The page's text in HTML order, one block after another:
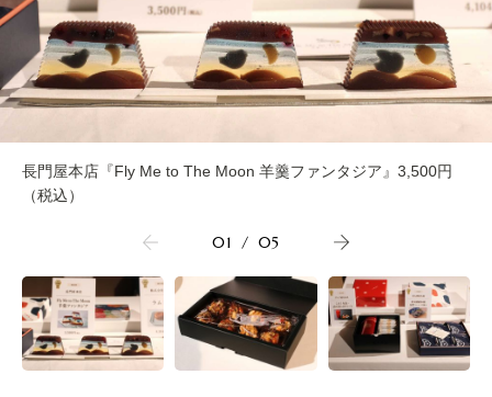
長門屋本店『Fly Me to The Moon 羊羹ファンタジア』3,500円
（税込）
01 / 05